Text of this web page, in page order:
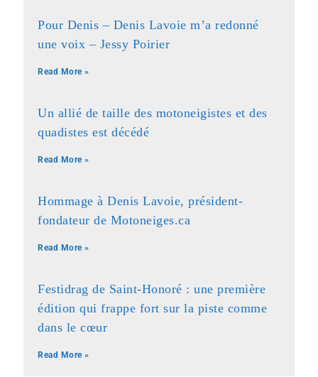
Pour Denis – Denis Lavoie m’a redonné
une voix – Jessy Poirier
Read More »
Un allié de taille des motoneigistes et des
quadistes est décédé
Read More »
Hommage à Denis Lavoie, président-
fondateur de Motoneiges.ca
Read More »
Festidrag de Saint-Honoré : une première
édition qui frappe fort sur la piste comme
dans le cœur
Read More »